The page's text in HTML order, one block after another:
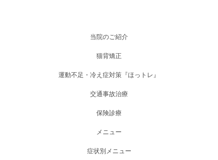
当院のご紹介
猫背矯正
運動不足・冷え症対策『ほっトレ』
交通事故治療
保険診療
メニュー
症状別メニュー